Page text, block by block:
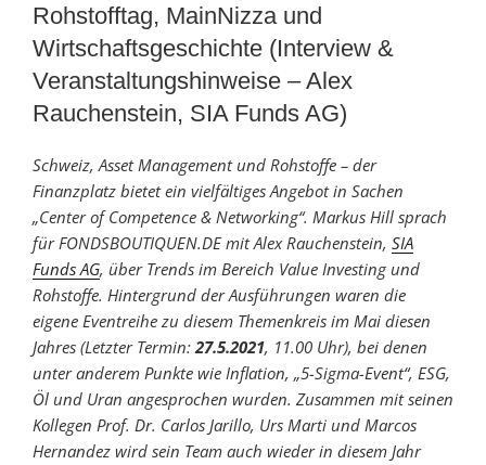
Rohstofftag, MainNizza und
Wirtschaftsgeschichte (Interview &
Veranstaltungshinweise – Alex
Rauchenstein, SIA Funds AG)
Schweiz, Asset Management und Rohstoffe – der
Finanzplatz bietet ein vielfältiges Angebot in Sachen
„Center of Competence & Networking“. Markus Hill sprach
für FONDSBOUTIQUEN.DE mit Alex Rauchenstein, SIA
Funds AG, über Trends im Bereich Value Investing und
Rohstoffe. Hintergrund der Ausführungen waren die
eigene Eventreihe zu diesem Themenkreis im Mai diesen
Jahres (Letzter Termin:27.5.2021, 11.00 Uhr), bei denen
unter anderem Punkte wie Inflation, „5-Sigma-Event“, ESG,
Öl und Uran angesprochen wurden. Zusammen mit seinen
Kollegen Prof. Dr. Carlos Jarillo, Urs Marti und Marcos
Hernandez wird sein Team auch wieder in diesem Jahr